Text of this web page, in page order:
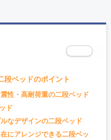
段ベッドのポイント
性・高耐荷重の二段ベッド
ド
なデザインの二段ベッド
にアレンジできる二段ベッ